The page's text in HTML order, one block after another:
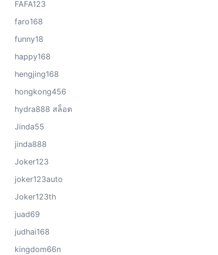
FAFA123
faro168
funny18
happy168
hengjing168
hongkong456
hydra888 สล็อต
Jinda55
jinda888
Joker123
joker123auto
Joker123th
juad69
judhai168
kingdom66n